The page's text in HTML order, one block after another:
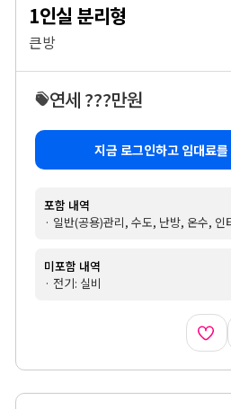
1인실 분리형
큰방
연세 ???만원
지금 로그인하고 임대료
포함 내역
· 일반(공용)관리, 수도, 난방, 온수, 인
미포함 내역
· 전기: 실비